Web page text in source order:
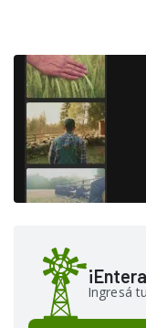
Ingresá